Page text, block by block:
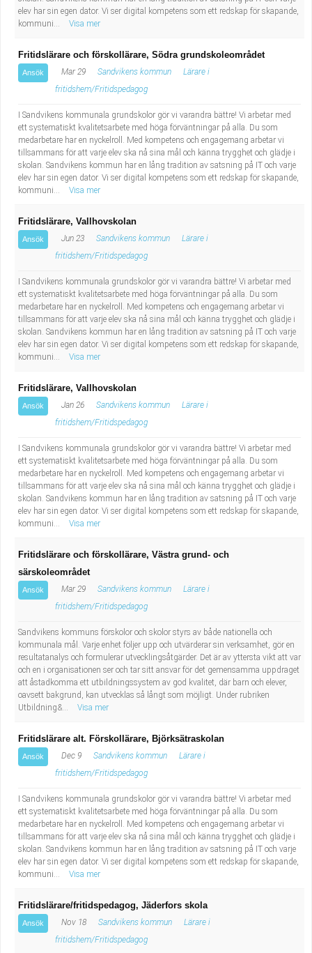
elev har sin egen dator. Vi ser digital kompetens som ett redskap för skapande,
kommuni...
Visa mer
Fritidslärare och förskollärare, Södra grundskoleområdet
Ansök Mar 29 Sandvikens kommun
Lärare i
fritidshem/Fritidspedagog
I Sandvikens kommunala grundskolor gör vi varandra bättre! Vi arbetar med
ett systematiskt kvalitetsarbete med höga förväntningar på alla. Du som
medarbetare har en nyckelroll. Med kompetens och engagemang arbetar vi
tillsammans för att varje elev ska nå sina mål och känna trygghet och glädje i
skolan. Sandvikens kommun har en lång tradition av satsning på IT och varje
elev har sin egen dator. Vi ser digital kompetens som ett redskap för skapande,
kommuni...
Visa mer
Fritidslärare, Vallhovskolan
Ansök Jun 23 Sandvikens kommun
Lärare i
fritidshem/Fritidspedagog
I Sandvikens kommunala grundskolor gör vi varandra bättre! Vi arbetar med
ett systematiskt kvalitetsarbete med höga förväntningar på alla. Du som
medarbetare har en nyckelroll. Med kompetens och engagemang arbetar vi
tillsammans för att varje elev ska nå sina mål och känna trygghet och glädje i
skolan. Sandvikens kommun har en lång tradition av satsning på IT och varje
elev har sin egen dator. Vi ser digital kompetens som ett redskap för skapande,
kommuni...
Visa mer
Fritidslärare, Vallhovskolan
Ansök Jan 26 Sandvikens kommun
Lärare i
fritidshem/Fritidspedagog
I Sandvikens kommunala grundskolor gör vi varandra bättre! Vi arbetar med
ett systematiskt kvalitetsarbete med höga förväntningar på alla. Du som
medarbetare har en nyckelroll. Med kompetens och engagemang arbetar vi
tillsammans för att varje elev ska nå sina mål och känna trygghet och glädje i
skolan. Sandvikens kommun har en lång tradition av satsning på IT och varje
elev har sin egen dator. Vi ser digital kompetens som ett redskap för skapande,
kommuni...
Visa mer
Fritidslärare och förskollärare, Västra grund- och
särskoleområdet
Ansök Mar 29 Sandvikens kommun
Lärare i
fritidshem/Fritidspedagog
Sandvikens kommuns förskolor och skolor styrs av både nationella och
kommunala mål. Varje enhet följer upp och utvärderar sin verksamhet, gör en
resultatanalys och formulerar utvecklingsåtgärder. Det är av yttersta vikt att var
och en i organisationen ser och tar sitt ansvar för det gemensamma uppdraget
att åstadkomma ett utbildningssystem av god kvalitet, där barn och elever,
oavsett bakgrund, kan utvecklas så långt som möjligt. Under rubriken
Utbildning&...
Visa mer
Fritidslärare alt. Förskollärare, Björksätraskolan
Ansök Dec 9 Sandvikens kommun
Lärare i
fritidshem/Fritidspedagog
I Sandvikens kommunala grundskolor gör vi varandra bättre! Vi arbetar med
ett systematiskt kvalitetsarbete med höga förväntningar på alla. Du som
medarbetare har en nyckelroll. Med kompetens och engagemang arbetar vi
tillsammans för att varje elev ska nå sina mål och känna trygghet och glädje i
skolan. Sandvikens kommun har en lång tradition av satsning på IT och varje
elev har sin egen dator. Vi ser digital kompetens som ett redskap för skapande,
kommuni...
Visa mer
Fritidslärare/fritidspedagog, Jäderfors skola
Ansök Nov 18 Sandvikens kommun
Lärare i
fritidshem/Fritidspedagog